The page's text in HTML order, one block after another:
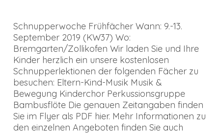
Schnupperwoche Frühfächer Wann: 9.-13.
September 2019 (KW37) Wo:
Bremgarten/Zollikofen Wir laden Sie und Ihre
Kinder herzlich ein unsere kostenlosen
Schnupperlektionen der folgenden Fächer zu
besuchen: Eltern-Kind-Musik Musik &
Bewegung Kinderchor Perkussionsgruppe
Bambusflöte Die genauen Zeitangaben finden
Sie im Flyer als PDF hier. Mehr Informationen zu
den einzelnen Angeboten finden Sie auch